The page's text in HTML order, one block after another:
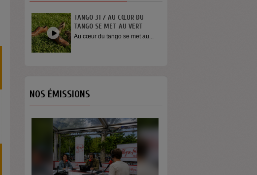
TANGO 31 / AU CŒUR DU
TANGO SE MET AU VERT
Au cœur du tango se met au...
NOS ÉMISSIONS